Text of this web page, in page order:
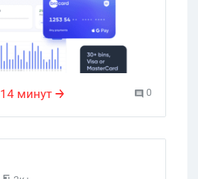
Apple Pay и GPay;
для FB, Google Ads,
прокси под любое
выплаты для СНГ и
и доп.сервисами из
среды. А самое
первые 50
бесплатно. Погнали!
минут 0